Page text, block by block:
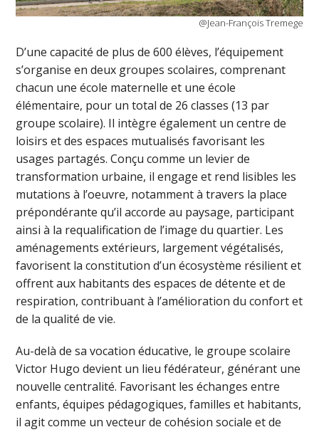
@Jean-François Tremege
D’une capacité de plus de 600 élèves, l’équipement
s’organise en deux groupes scolaires, comprenant
chacun une école maternelle et une école
élémentaire, pour un total de 26 classes (13 par
groupe scolaire). Il intègre également un centre de
loisirs et des espaces mutualisés favorisant les
usages partagés. Conçu comme un levier de
transformation urbaine, il engage et rend lisibles les
mutations à l’oeuvre, notamment à travers la place
prépondérante qu’il accorde au paysage, participant
ainsi à la requalification de l’image du quartier. Les
aménagements extérieurs, largement végétalisés,
favorisent la constitution d’un écosystème résilient et
offrent aux habitants des espaces de détente et de
respiration, contribuant à l’amélioration du confort et
de la qualité de vie.
Au-delà de sa vocation éducative, le groupe scolaire
Victor Hugo devient un lieu fédérateur, générant une
nouvelle centralité. Favorisant les échanges entre
enfants, équipes pédagogiques, familles et habitants,
il agit comme un vecteur de cohésion sociale et de